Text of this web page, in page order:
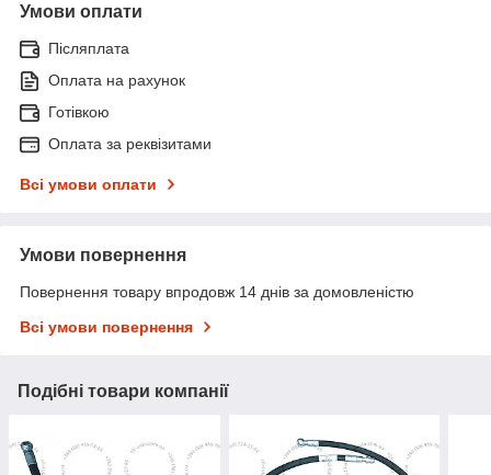
Умови оплати
Післяплата
Оплата на рахунок
Готівкою
Оплата за реквізитами
Всі умови оплати
Умови повернення
Повернення товару впродовж 14 днів за домовленістю
Всі умови повернення
Подібні товари компанії